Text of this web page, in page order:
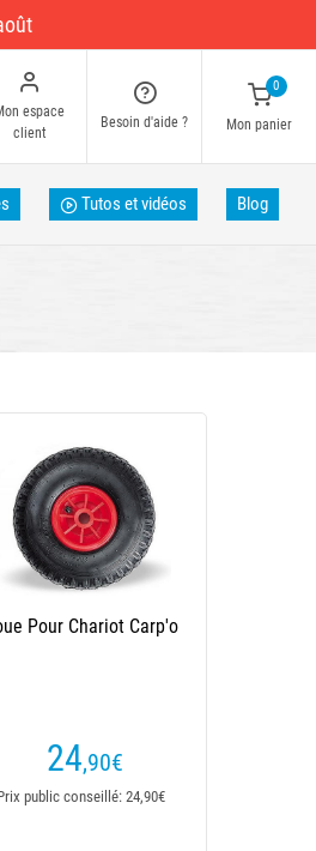
espace
client
Besoin d'aide ?
0
Mon panier
Tutos et vidéos Blog
Pour Chariot Carp'o
24,90€
public conseillé: 24,90€